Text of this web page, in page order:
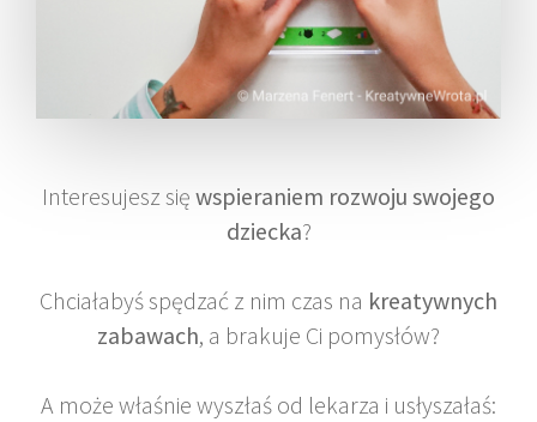
Interesujesz się wspieraniem rozwoju swojego
dziecka?
Chciałabyś spędzać z nim czas na kreatywnych
zabawach, a brakuje Ci pomysłów?
A może właśnie wyszłaś od lekarza i usłyszałaś: